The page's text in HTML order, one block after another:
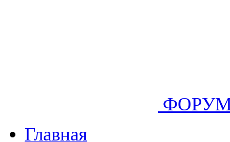
Главная